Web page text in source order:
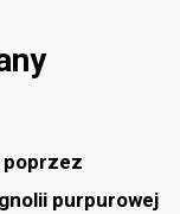
poprzez
purpurowej